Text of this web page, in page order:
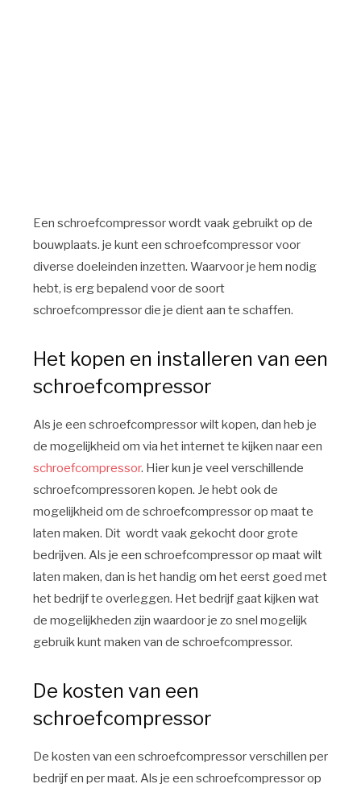
Een schroefcompressor wordt vaak gebruikt op de
bouwplaats. je kunt een schroefcompressor voor
diverse doeleinden inzetten. Waarvoor je hem nodig
hebt, is erg bepalend voor de soort
schroefcompressor die je dient aan te schaffen.
Het kopen en installeren van een
schroefcompressor
Als je een schroefcompressor wilt kopen, dan heb je
de mogelijkheid om via het internet te kijken naar een
schroefcompressor. Hier kun je veel verschillende
schroefcompressoren kopen. Je hebt ook de
mogelijkheid om de schroefcompressor op maat te
laten maken. Dit wordt vaak gekocht door grote
bedrijven. Als je een schroefcompressor op maat wilt
laten maken, dan is het handig om het eerst goed met
het bedrijf te overleggen. Het bedrijf gaat kijken wat
de mogelijkheden zijn waardoor je zo snel mogelijk
gebruik kunt maken van de schroefcompressor.
De kosten van een
schroefcompressor
De kosten van een schroefcompressor verschillen per
bedrijf en per maat. Als je een schroefcompressor op